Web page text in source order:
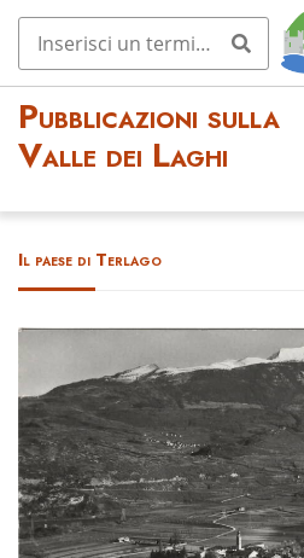
Pubblicazioni sulla
Valle dei Laghi
Il paese di Terlago